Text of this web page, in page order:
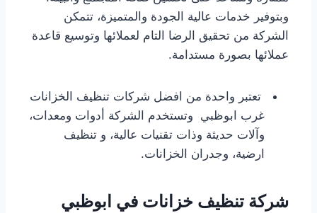
وبتوفير خدمات عالية الجودة والمتميزة، تتمكن
الشركة من تحقيق الرضا التام لعملائها وتوسيع قاعدة
عملائها بصورة مستدامة.
تعتبر واحدة من افضل شركات تنظيف الخزانات
غرب ابوظبي وتستخدم الشركة أدوات ومعدات،
وآلات حديثة وذات تقنيات عالية، و تنظيف
ارضية، وجدران الخزانات.
شركة تنظيف خزانات في ابوظبي